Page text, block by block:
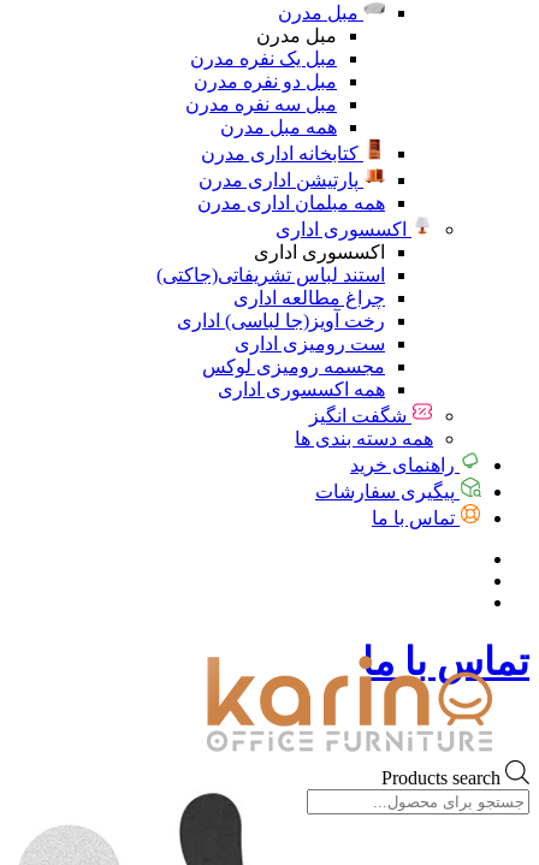
مبل مدرن
مبل مدرن
مبل یک نفره مدرن
مبل دو نفره مدرن
مبل سه نفره مدرن
همه مبل مدرن
کتابخانه اداری مدرن
پارتیشن اداری مدرن
همه مبلمان اداری مدرن
اکسسوری اداری
اکسسوری اداری
استند لباس تشریفاتی(جاکتی)
چراغ مطالعه اداری
رخت آویز(جا لباسی) اداری
ست رومیزی اداری
مجسمه رومیزی لوکس
همه اکسسوری اداری
شگفت انگیز
همه دسته بندی ها
راهنمای خرید
پیگیری سفارشات
تماس با ما
Products search
تماس با ما